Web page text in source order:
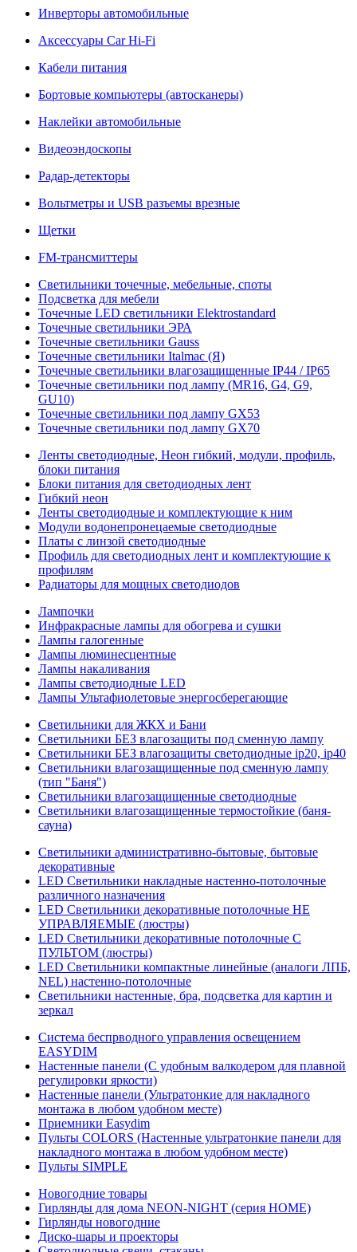
Инверторы автомобильные
Аксессуары Car Hi-Fi
Кабели питания
Бортовые компьютеры (автосканеры)
Наклейки автомобильные
Видеоэндоскопы
Радар-детекторы
Вольтметры и USB разъемы врезные
Щетки
FM-трансмиттеры
Светильники точечные, мебельные, споты
Подсветка для мебели
Точечные LED светильники Elektrostandard
Точечные светильники ЭРА
Точечные светильники Gauss
Точечные светильники Italmac (Я)
Точечные светильники влагозащищенные IP44 / IP65
Точечные светильники под лампу (MR16, G4, G9,
GU10)
Точечные светильники под лампу GX53
Точечные светильники под лампу GX70
Ленты светодиодные, Неон гибкий, модули, профиль,
блоки питания
Блоки питания для светодиодных лент
Гибкий неон
Ленты светодиодные и комплектующие к ним
Модули водонепронецаемые светодиодные
Платы с линзой светодиодные
Профиль для светодиодных лент и комплектующие к
профилям
Радиаторы для мощных светодиодов
Лампочки
Инфракрасные лампы для обогрева и сушки
Лампы галогенные
Лампы люминесцентные
Лампы накаливания
Лампы светодиодные LED
Лампы Ультафиолетовые энергосберегающие
Светильники для ЖКХ и Бани
Светильники БЕЗ влагозащиты под сменную лампу
Светильники БЕЗ влагозащиты светодиодные ip20, ip40
Светильники влагозащищенные под сменную лампу
(тип "Баня")
Светильники влагозащищенные светодиодные
Светильники влагозащищенные термостойкие (баня-
сауна)
Светильники административно-бытовые, бытовые
декоративные
LED Cветильники накладные настенно-потолочные
различного назначения
LED Светильники декоративные потолочные НЕ
УПРАВЛЯЕМЫЕ (люстры)
LED Светильники декоративные потолочные С
ПУЛЬТОМ (люстры)
LED Светильники компактные линейные (аналоги ЛПБ,
NEL) настенно-потолочные
Светильники настенные, бра, подсветка для картин и
зеркал
Система беспрводного управления освещением
EASYDIM
Настенные панели (С удобным валкодером для плавной
регулировки яркости)
Настенные панели (Ультратонкие для накладного
монтажа в любом удобном месте)
Приемники Easydim
Пульты COLORS (Настенные ультратонкие панели для
накладного монтажа в любом удобном месте)
Пульты SIMPLE
Новогодние товары
Гирлянды для дома NEON-NIGHT (серия HOME)
Гирлянды новогодние
Диско-шары и проекторы